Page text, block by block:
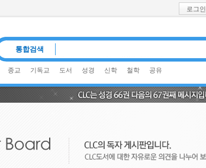
로그인
통합검색
종교 기독교 도서 성경 신학 철학 공유